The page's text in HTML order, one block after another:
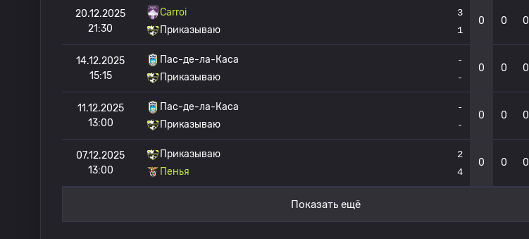
20.12.2025
21:30
Carroi
Приказываю
3
1
0 0 0
14.12.2025
15:15
Пас-де-ла-Каса
Приказываю
-
-
0 0 0
11.12.2025
13:00
Пас-де-ла-Каса
Приказываю
-
-
0 0 0
07.12.2025
13:00
Приказываю
Пенья
2
4
0 0 0
Показать ещё